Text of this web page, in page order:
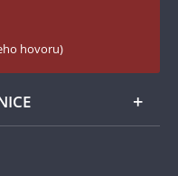
hovoru)